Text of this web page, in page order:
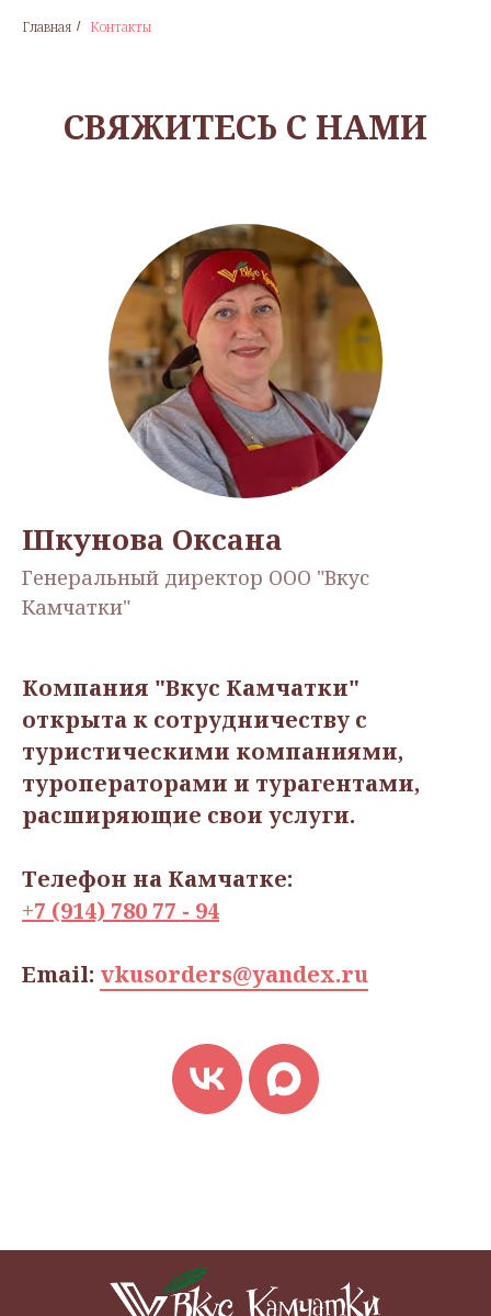
Главная / Контакты
СВЯЖИТЕСЬ С НАМИ
Шкунова Оксана
Генеральный директор ООО "Вкус
Камчатки"
Компания "Вкус Камчатки"
открыта к сотрудничеству с
туристическими компаниями,
туроператорами и турагентами,
расширяющие свои услуги.
Телефон на Камчатке:
+7 (914) 780 77 - 94
Email: vkusorders@yandex.ru